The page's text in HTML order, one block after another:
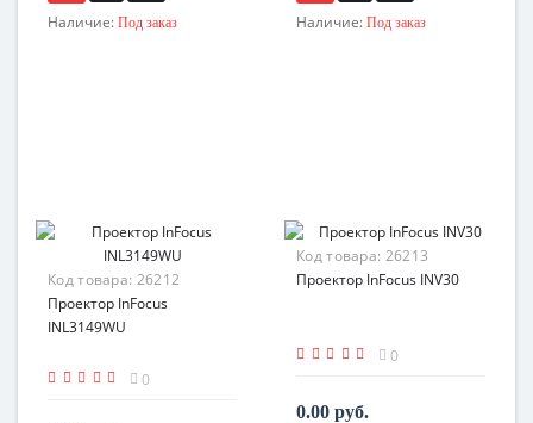
Наличие: Под заказ Наличие: Под заказ
Код товара: 26212
Проектор InFocus
INL3149WU
0
Код товара: 26213
Проектор InFocus INV30
0
0.00 руб.